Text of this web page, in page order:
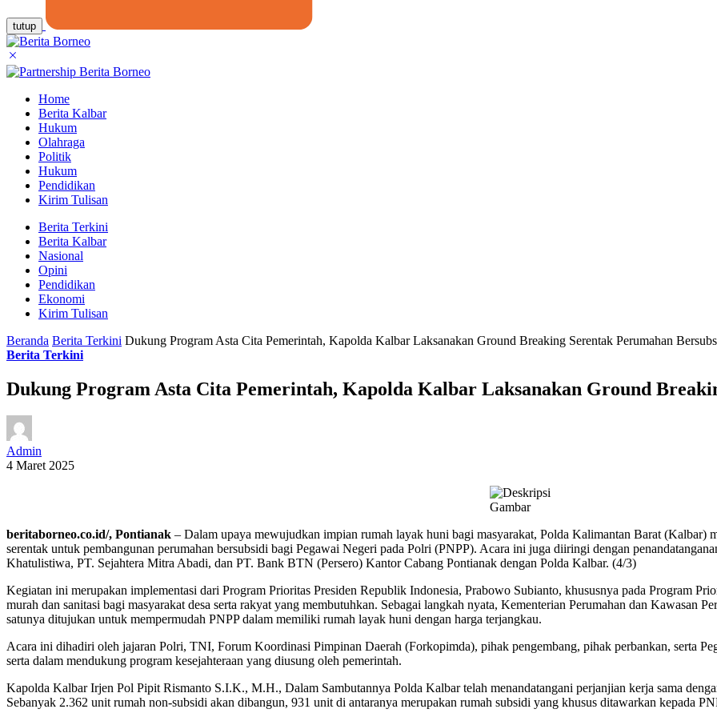
tutup
Home
Berita Kalbar
Hukum
Olahraga
Politik
Hukum
Pendidikan
Kirim Tulisan
Berita Terkini
Berita Kalbar
Nasional
Opini
Pendidikan
Ekonomi
Kirim Tulisan
Beranda Berita Terkini Dukung Program Asta Cita Pemerintah, Kapolda Kalbar Laksanakan Ground Breaking Serentak Perumahan
Berita Terkini
Dukung Program Asta Cita Pemerintah, Kapolda Kalbar Laksanakan Ground
Admin
4 Maret 2025
beritaborneo.co.id/, Pontianak – Dalam upaya mewujudkan impian rumah layak huni bagi masyarakat, Polda Kalimantan Barat (Kalbar)
serentak untuk pembangunan perumahan bersubsidi bagi Pegawai Negeri pada Polri (PNPP). Acara ini juga diiringi dengan
Khatulistiwa, PT. Sejahtera Mitra Abadi, dan PT. Bank BTN (Persero) Kantor Cabang Pontianak dengan Polda Kalbar. (4/3)
Kegiatan ini merupakan implementasi dari Program Prioritas Presiden Republik Indonesia, Prabowo Subianto, khususnya pada Program
murah dan sanitasi bagi masyarakat desa serta rakyat yang membutuhkan. Sebagai langkah nyata, Kementerian Perumahan dan Kawasan
satunya ditujukan untuk mempermudah PNPP dalam memiliki rumah layak huni dengan harga terjangkau.
Acara ini dihadiri oleh jajaran Polri, TNI, Forum Koordinasi Pimpinan Daerah (Forkopimda), pihak pengembang, pihak perbankan, serta
serta dalam mendukung program kesejahteraan yang diusung oleh pemerintah.
Kapolda Kalbar Irjen Pol Pipit Rismanto S.I.K., M.H., Dalam Sambutannya Polda Kalbar telah menandatangani perjanjian kerja sama
Sebanyak 2.362 unit rumah non-subsidi akan dibangun, 931 unit di antaranya merupakan rumah subsidi yang khusus ditawarkan kepada